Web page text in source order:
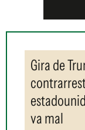
Gira de
va mal